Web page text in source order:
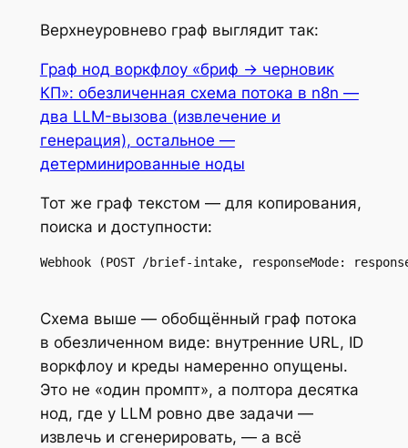
Верхнеуровнево граф выглядит так:
Граф нод воркфлоу «бриф → черновик
КП»: обезличенная схема потока в n8n —
два LLM-вызова (извлечение и
генерация), остальное —
детерминированные ноды
Тот же граф текстом — для копирования,
поиска и доступности:
Webhook (POST /brief-intake, responseMode:
Схема выше — обобщённый граф потока
в обезличенном виде: внутренние URL, ID
воркфлоу и креды намеренно опущены.
Это не «один промпт», а полтора десятка
нод, где у LLM ровно две задачи —
извлечь и сгенерировать, — а всё